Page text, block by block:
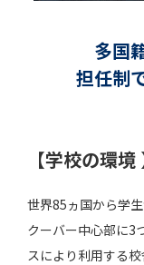
多国
担任制
【学校の環境
世界85ヵ国から学
クーバー中心部に3
スにより利用する